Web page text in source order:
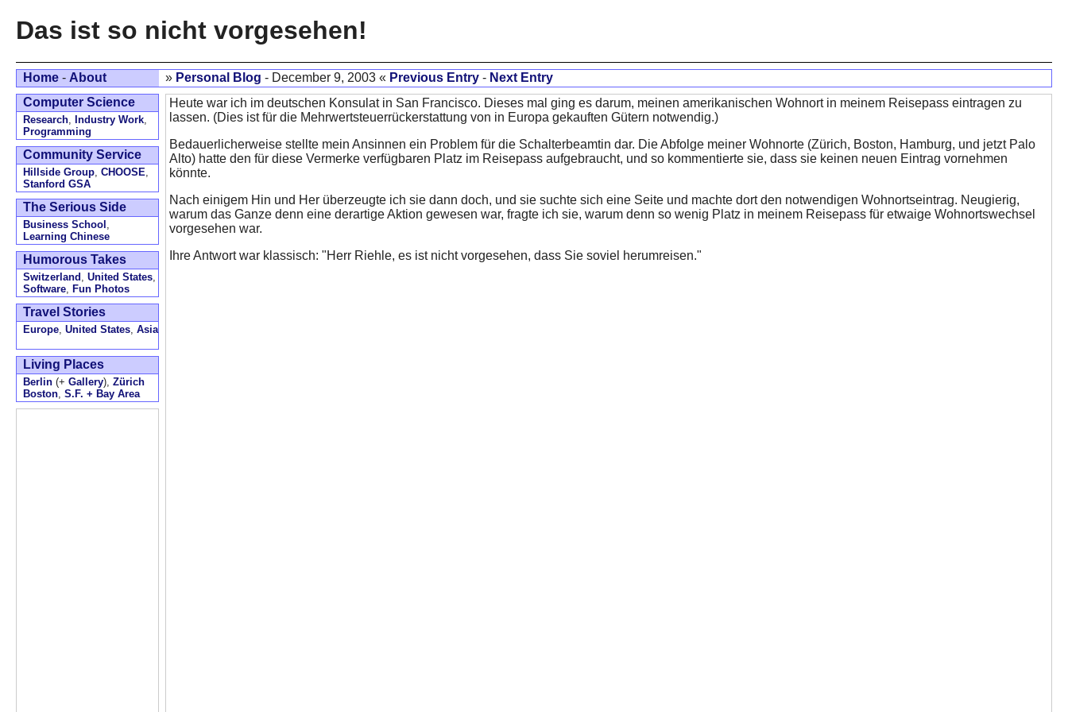
Das ist so nicht vorgesehen!
Home - About » Personal Blog - December 9, 2003 « Previous Entry - Next Entry
Computer Science
Research, Industry Work,
Programming
Community Service
Hillside Group, CHOOSE,
Stanford GSA
The Serious Side
Business School ,
Learning Chinese
Humorous Takes
Switzerland , United States,
Software, Fun Photos
Travel Stories
Europe, United States, Asia
Living Places
Berlin (+ Gallery), Zürich
Boston, S.F. + Bay Area
Heute war ich im deutschen Konsulat in San Francisco. Dieses mal ging es darum, meinen amerikanischen Wohnort in meinem Reisepass eintragen zu
lassen. (Dies ist für die Mehrwertsteuerrückerstattung von in Europa gekauften Gütern notwendig.)
Bedauerlicherweise stellte mein Ansinnen ein Problem für die Schalterbeamtin dar. Die Abfolge meiner Wohnorte (Zürich, Boston, Hamburg, und jetzt Palo
Alto) hatte den für diese Vermerke verfügbaren Platz im Reisepass aufgebraucht, und so kommentierte sie, dass sie keinen neuen Eintrag vornehmen
könnte.
Nach einigem Hin und Her überzeugte ich sie dann doch, und sie suchte sich eine Seite und machte dort den notwendigen Wohnortseintrag. Neugierig,
warum das Ganze denn eine derartige Aktion gewesen war, fragte ich sie, warum denn so wenig Platz in meinem Reisepass für etwaige Wohnortswechsel
vorgesehen war.
Ihre Antwort war klassisch: "Herr Riehle, es ist nicht vorgesehen, dass Sie soviel herumreisen."